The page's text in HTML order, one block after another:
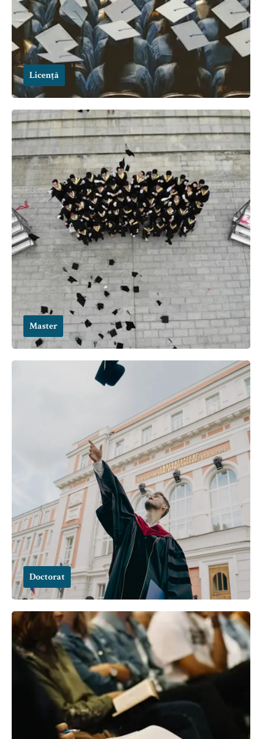
Licență
Master
Doctorat